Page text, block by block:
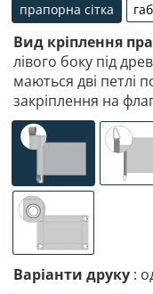
прапорна сітка
прапорна
Вид кріплення
лівого боку під
маються дві петлі
закріплення на
Варіанти друку :